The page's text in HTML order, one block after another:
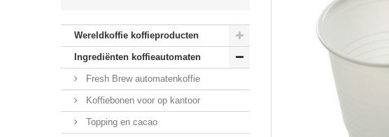
Wereldkoffie koffieproducten
Ingrediënten koffieautomaten
Fresh Brew automatenkoffie
Koffiebonen voor op kantoor
Topping en cacao